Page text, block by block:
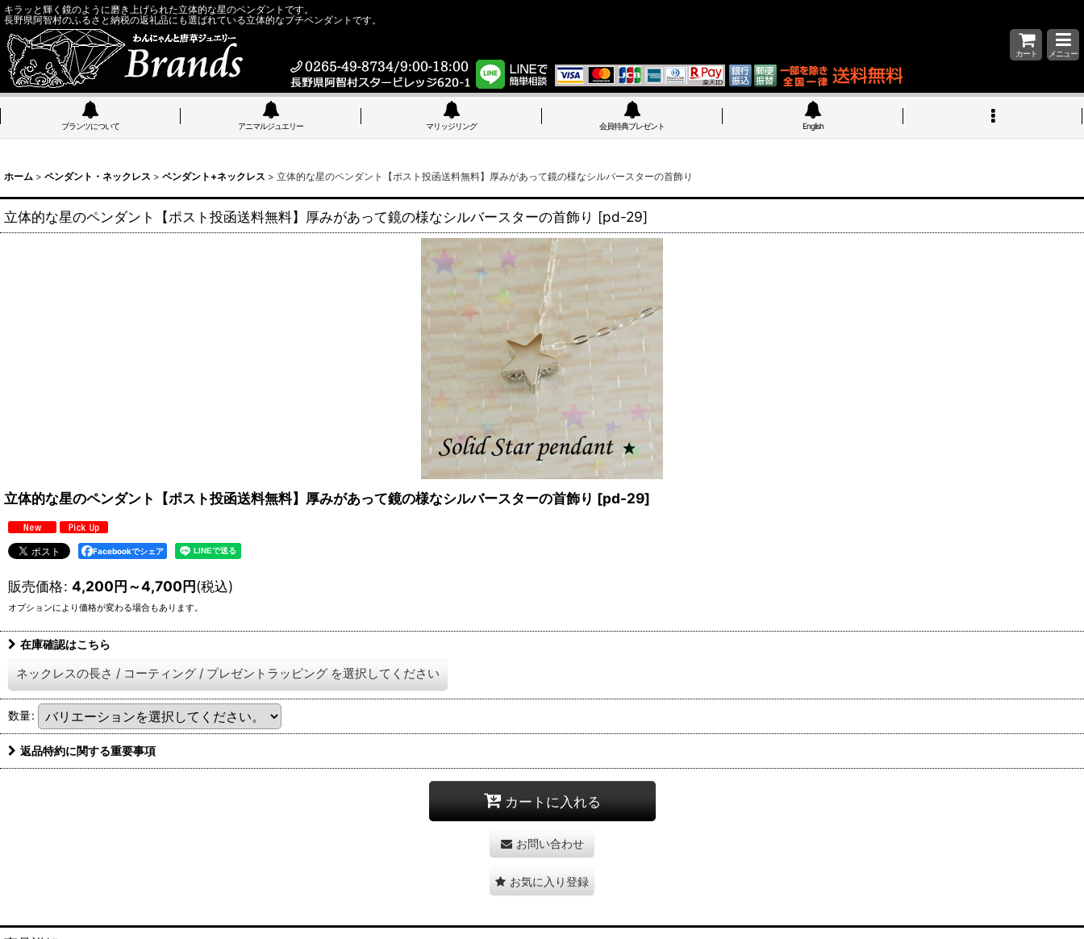
キラッと輝く鏡のように磨き上げられた立体的な星のペンダントです。
長野県阿智村のふるさと納税の返礼品にも選ばれている立体的なプチペンダントです。
カート メニュー
ブランツについて アニマルジュエリー マリッジリング 会員特典プレゼント English
ホーム > ペンダント・ネックレス > ペンダント+ネックレス > 立体的な星のペンダント【ポスト投函送料無料】厚みがあって鏡の様なシルバースターの首飾り
立体的な星のペンダント【ポスト投函送料無料】厚みがあって鏡の様なシルバースターの首飾り [pd-29]
立体的な星のペンダント【ポスト投函送料無料】厚みがあって鏡の様なシルバースターの首飾り [pd-29]
Facebookでシェア
販売価格: 4,200円～4,700円(税込)
オプションにより価格が変わる場合もあります。
在庫確認はこちら
ネックレスの長さ / コーティング / プレゼントラッピング を選択してください
数量:
返品特約に関する重要事項
カートに入れる
お問い合わせ
お気に入り登録